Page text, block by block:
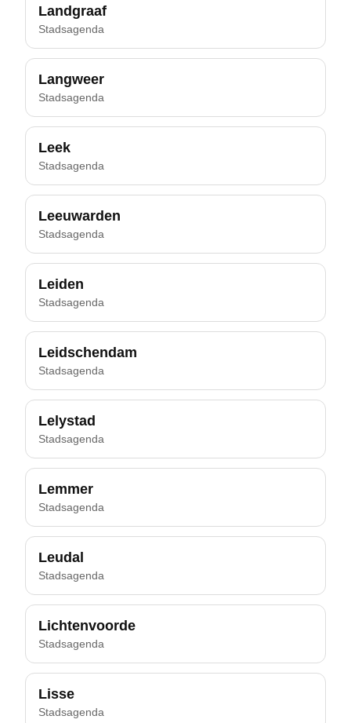
Landgraaf
Stadsagenda
Langweer
Stadsagenda
Leek
Stadsagenda
Leeuwarden
Stadsagenda
Leiden
Stadsagenda
Leidschendam
Stadsagenda
Lelystad
Stadsagenda
Lemmer
Stadsagenda
Leudal
Stadsagenda
Lichtenvoorde
Stadsagenda
Lisse
Stadsagenda